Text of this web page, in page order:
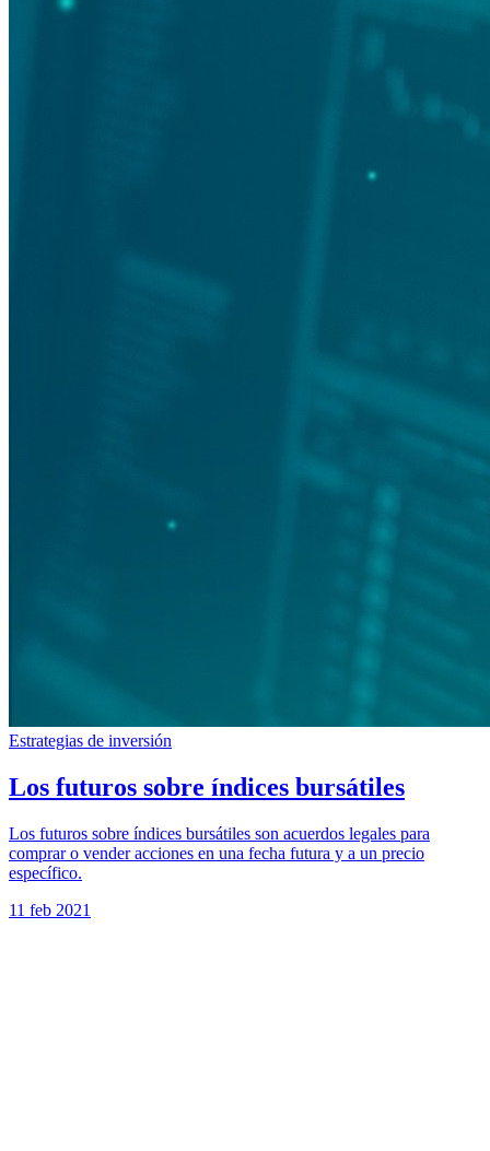
Estrategias de inversión
Los futuros sobre índices bursátiles
Los futuros sobre índices bursátiles son acuerdos legales para
comprar o vender acciones en una fecha futura y a un precio
específico.
11 feb 2021